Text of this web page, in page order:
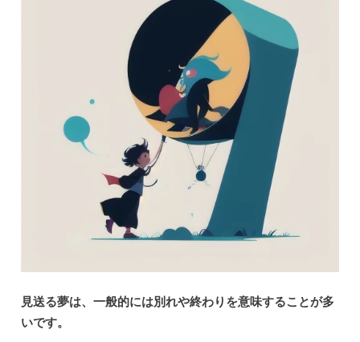
見送る夢は、一般的には別れや終わりを意味することが多
いです。